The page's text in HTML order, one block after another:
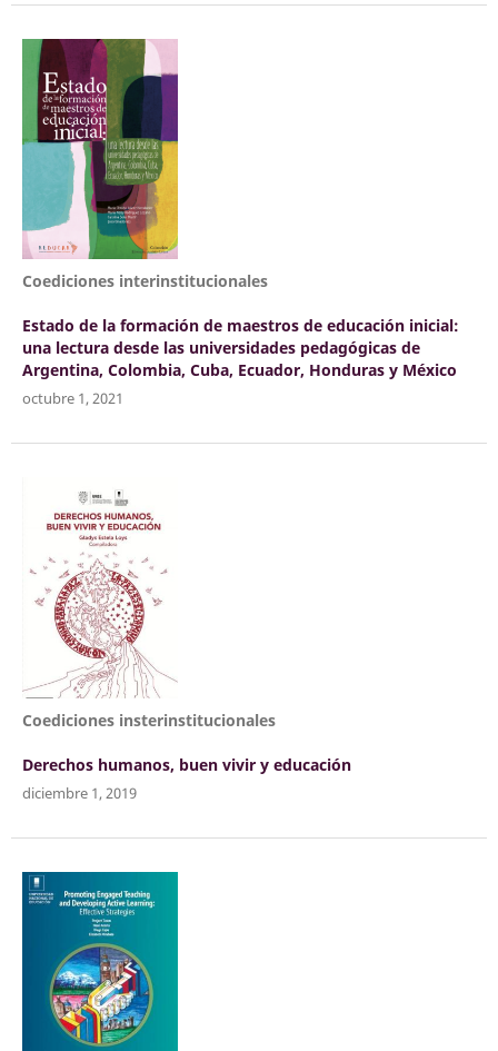
Coediciones interinstitucionales
Estado de la formación de maestros de educación inicial:
una lectura desde las universidades pedagógicas de
Argentina, Colombia, Cuba, Ecuador, Honduras y México
octubre 1, 2021
Coediciones insterinstitucionales
Derechos humanos, buen vivir y educación
diciembre 1, 2019